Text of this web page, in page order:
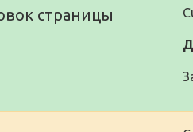
страницы